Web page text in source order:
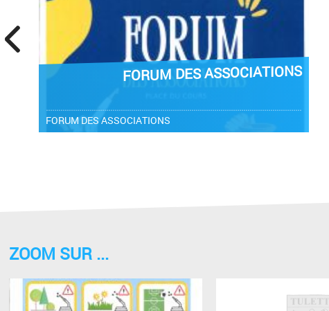
FORUM DES ASSOCIATIONS
FORUM DES ASSOCIATIONS
ZOOM SUR ...